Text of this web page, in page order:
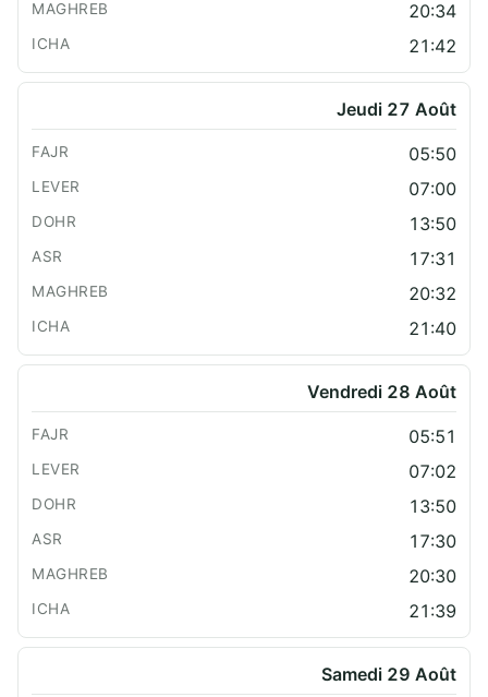
20:34
21:42
Jeudi 27 Août
05:50
07:00
13:50
17:31
20:32
21:40
Vendredi 28 Août
05:51
07:02
13:50
17:30
20:30
21:39
Samedi 29 Août